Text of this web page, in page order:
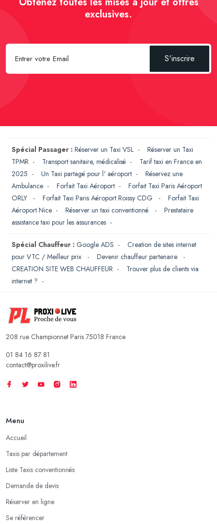
exclusives.
S'inscrire
Spécial Passager : Réserver un Taxi VSL - Réserver un Taxi
TPMR - Transport sanitaire, médicalisé - Tarif taxi en France en
2025 - Un Taxi partagé pour l' aéroport - Réservez une
Ambulance - Forfait Taxi Aéroport - Forfait Taxi Paris Aéroport
ORLY
- Forfait Taxi Paris Aéroport Roissy CDG - Forfait Taxi
Aéroport Nice - Réserver un taxi conventionné - Prestataire
assistance taxi pour les assurances -
Spécial Chauffeur : Google ADS - Creation de sites internet
pour VTC / Meilleur prix
- Devenir chauffeur partenaire
-
CREATION SITE WEB CHAUFFEUR - Trouver plus de clients via
internet ? -
208 rue Championnet Paris 75018 France
01 84 16 87 81
contact@proxilive.fr
Menu
Accueil
Taxis par département
Liste Taxis conventionnés
Demande de devis
Réserver en ligne
Se référencer